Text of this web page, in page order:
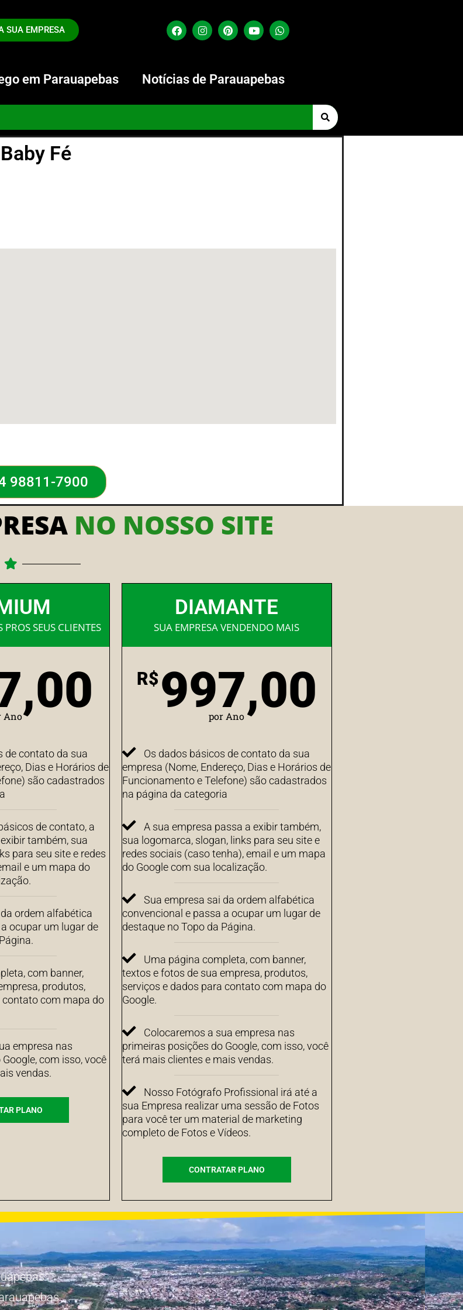
SUA EMPRESA
em Parauapebas Notícias de Parauapebas
Fé
98811-7900
NO NOSSO SITE
SEUS CLIENTES
Ano
de contato da sua
Dias e Horários de
são cadastrados
de contato, a
também, sua
para seu site e redes
e um mapa do
ordem alfabética
ocupar um lugar de
com banner,
produtos,
contato com mapa do
empresa nas
com isso, você
vendas.
PLANO
DIAMANTE
SUA EMPRESA VENDENDO MAIS
R$997,00
por Ano
Os dados básicos de contato da sua
empresa (Nome, Endereço, Dias e Horários de
Funcionamento e Telefone) são cadastrados
na página da categoria
A sua empresa passa a exibir também,
sua logomarca, slogan, links para seu site e
redes sociais (caso tenha), email e um mapa
do Google com sua localização.
Sua empresa sai da ordem alfabética
convencional e passa a ocupar um lugar de
destaque no Topo da Página.
Uma página completa, com banner,
textos e fotos de sua empresa, produtos,
serviços e dados para contato com mapa do
Google.
Colocaremos a sua empresa nas
primeiras posições do Google, com isso, você
terá mais clientes e mais vendas.
Nosso Fotógrafo Profissional irá até a
sua Empresa realizar uma sessão de Fotos
para você ter um material de marketing
completo de Fotos e Vídeos.
CONTRATAR PLANO